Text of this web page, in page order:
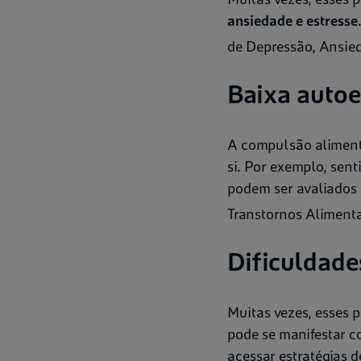
ansiedade e estresse
de Depressão,
Baixa
A compulsão
si. Por exemplo,
podem ser
Transtornos
Muitas vezes, esses
pode se manifestar
acessar estratégias